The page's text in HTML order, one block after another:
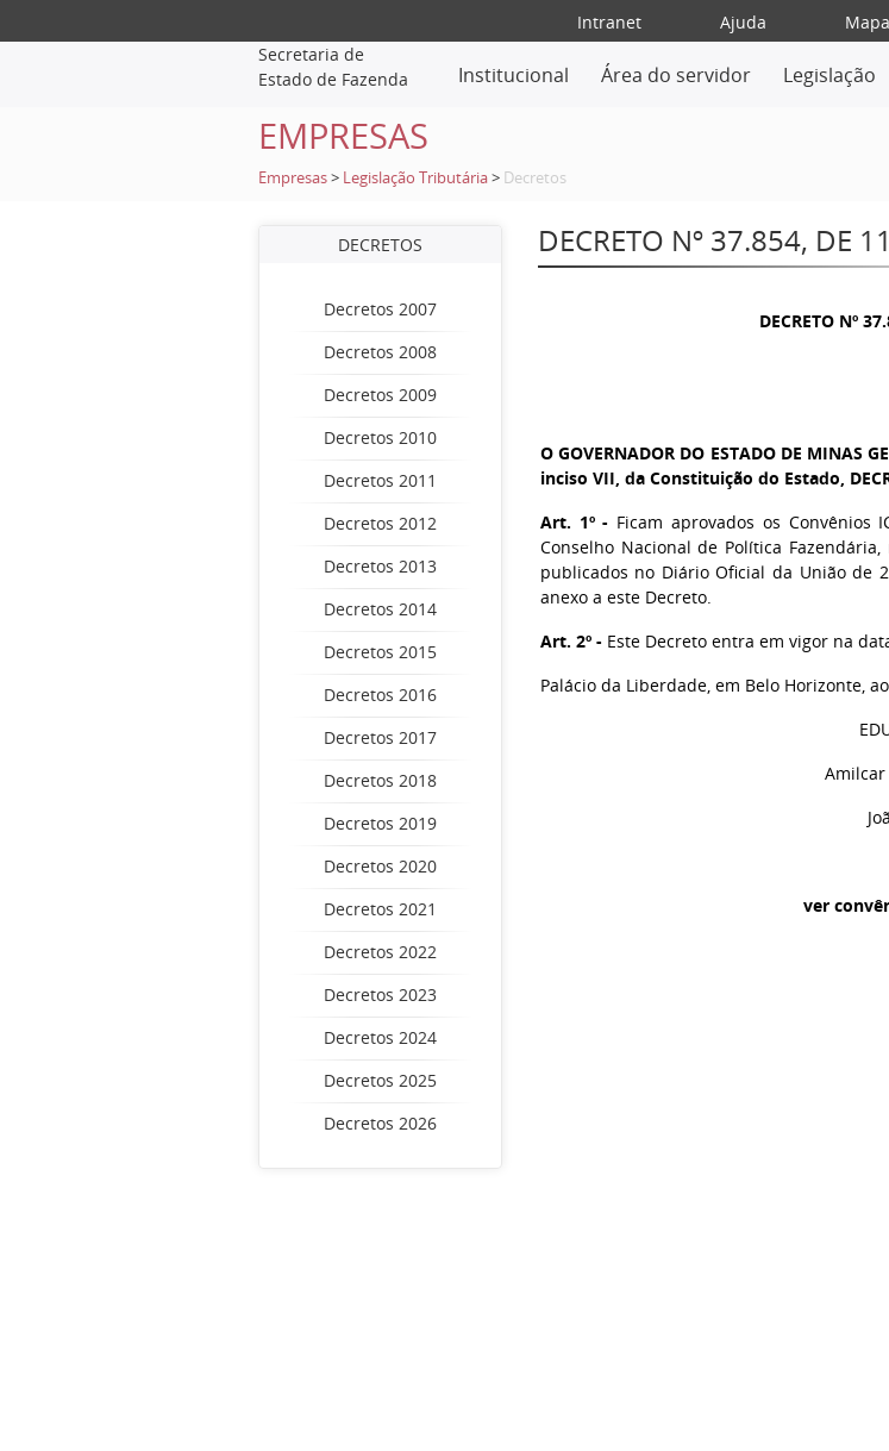
Intranet Ajuda
Secretaria de
Estado de Fazenda
Institucional Área do servidor Legislação
EMPRESAS
Empresas > Legislação Tributária > Decretos
DECRETOS
Decretos 2007
Decretos 2008
Decretos 2009
Decretos 2010
Decretos 2011
Decretos 2012
Decretos 2013
Decretos 2014
Decretos 2015
Decretos 2016
Decretos 2017
Decretos 2018
Decretos 2019
Decretos 2020
Decretos 2021
Decretos 2022
Decretos 2023
Decretos 2024
Decretos 2025
Decretos 2026
DECRETO Nº 37.854, DE
DECRETO Nº
O GOVERNADOR DO ESTADO DE MINAS
inciso VII, da Constituição do Estado,
Art. 1º - Ficam aprovados os Convênios
Conselho Nacional de Política
publicados no Diário Oficial da União de
anexo a este Decreto.
Art. 2º -Este Decreto entra em vigor na
Palácio da Liberdade, em Belo Horizonte,
ver